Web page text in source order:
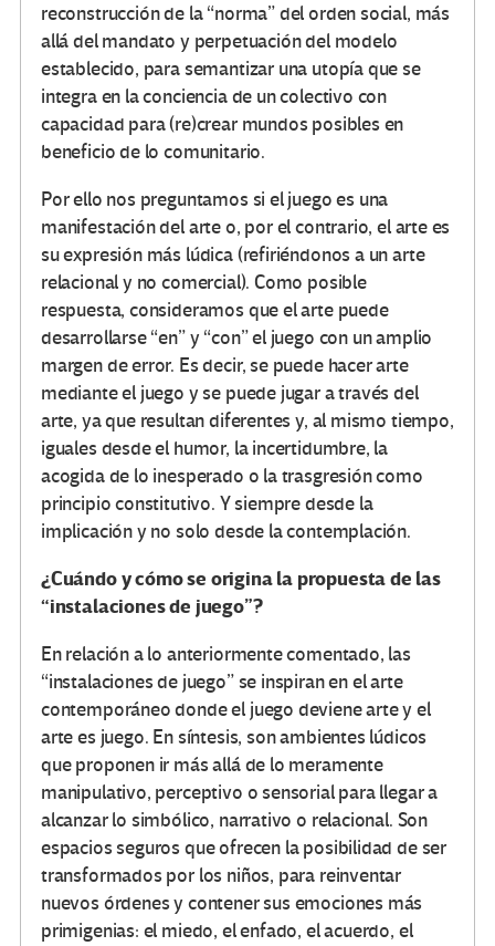
reconstrucción de la “norma” del orden social, más
allá del mandato y perpetuación del modelo
establecido, para semantizar una utopía que se
integra en la conciencia de un colectivo con
capacidad para (re)crear mundos posibles en
beneficio de lo comunitario.
Por ello nos preguntamos si el juego es una
manifestación del arte o, por el contrario, el arte es
su expresión más lúdica (refiriéndonos a un arte
relacional y no comercial). Como posible
respuesta, consideramos que el arte puede
desarrollarse “en” y “con” el juego con un amplio
margen de error. Es decir, se puede hacer arte
mediante el juego y se puede jugar a través del
arte, ya que resultan diferentes y, al mismo tiempo,
iguales desde el humor, la incertidumbre, la
acogida de lo inesperado o la trasgresión como
principio constitutivo. Y siempre desde la
implicación y no solo desde la contemplación.
¿Cuándo y cómo se origina la propuesta de las
“instalaciones de juego”?
En relación a lo anteriormente comentado, las
“instalaciones de juego” se inspiran en el arte
contemporáneo donde el juego deviene arte y el
arte es juego. En síntesis, son ambientes lúdicos
que proponen ir más allá de lo meramente
manipulativo, perceptivo o sensorial para llegar a
alcanzar lo simbólico, narrativo o relacional. Son
espacios seguros que ofrecen la posibilidad de ser
transformados por los niños, para reinventar
nuevos órdenes y contener sus emociones más
primigenias: el miedo, el enfado, el acuerdo, el